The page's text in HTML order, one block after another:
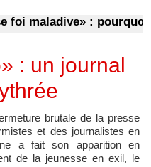
maladive» : pourquoi
: un journal
brutale de la presse
et des journalistes en
a fait son apparition en
de la jeunesse en exil, le